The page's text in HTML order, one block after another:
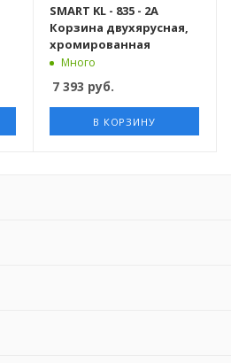
SMART KL - 835 - 2A
Корзина двухярусная,
хромированная
Много
7 393 руб.
В КОРЗИНУ